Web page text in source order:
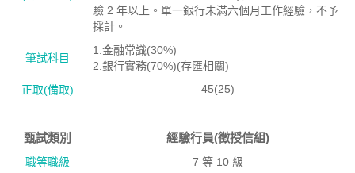
驗 2 年以上。單一銀行未滿六個月工作經驗，不予
採計。
筆試科目
1.金融常識(30%)
2.銀行實務(70%)(存匯相關)
正取(備取)
45(25)
甄試類別 經驗行員(徵授信組)
職等職級
7 等 10 級